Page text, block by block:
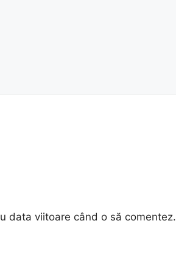
data viitoare când o să comentez.